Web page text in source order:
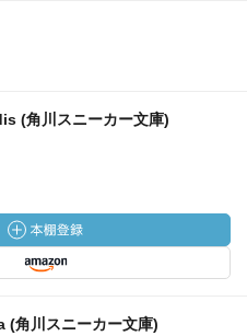
(角川スニーカー文庫)
(角川スニーカー文庫)